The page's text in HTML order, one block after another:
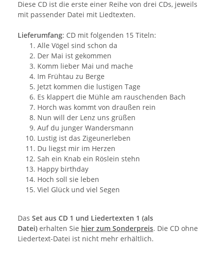
Diese CD ist die erste einer Reihe von drei CDs, jeweils
mit passender Datei mit Liedtexten.
Lieferumfang: CD mit folgenden 15 Titeln:
Alle Vögel sind schon da
Der Mai ist gekommen
Komm lieber Mai und mache
Im Frühtau zu Berge
Jetzt kommen die lustigen Tage
Es klappert die Mühle am rauschenden Bach
Horch was kommt von draußen rein
Nun will der Lenz uns grüßen
Auf du junger Wandersmann
Lustig ist das Zigeunerleben
Du liegst mir im Herzen
Sah ein Knab ein Röslein stehn
Happy birthday
Hoch soll sie leben
Viel Glück und viel Segen
Das Set aus CD 1 und Liedertexten 1 (als
Datei) erhalten Sie hier zum Sonderpreis. Die CD ohne
Liedertext-Datei ist nicht mehr erhältlich.